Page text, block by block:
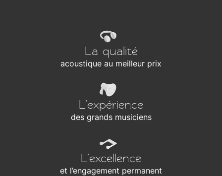
La qualité
acoustique au meilleur prix
L’expérience
des grands musiciens
L’excellence
et l’engagement permanent